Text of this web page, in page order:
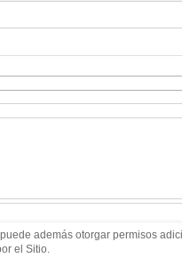
además otorgar permisos
el Sitio.